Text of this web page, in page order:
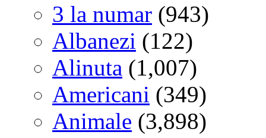
3 la numar (943)
Albanezi (122)
Alinuta (1,007)
Americani (349)
Animale (3,898)